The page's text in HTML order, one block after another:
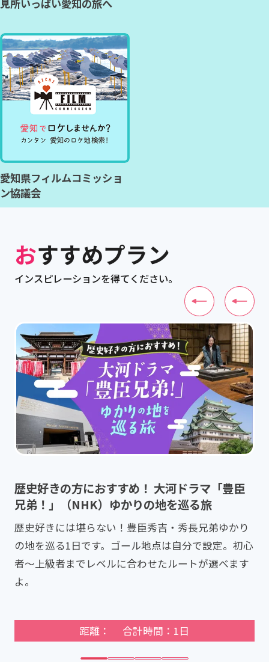
見所いっぱい愛知の旅へ
愛知県フィルムコミッショ
ン協議会
おすすめプラン
インスピレーションを得てください。
歴史好きの方におすすめ！ 大河ドラマ「豊臣
兄弟！」（NHK）ゆかりの地を巡る旅
歴史好きには堪らない！豊臣秀吉・秀長兄弟ゆかり
の地を巡る1日です。ゴール地点は自分で設定。初心
者～上級者までレベルに合わせたルートが選べます
よ。
距離： 合計時間：1日